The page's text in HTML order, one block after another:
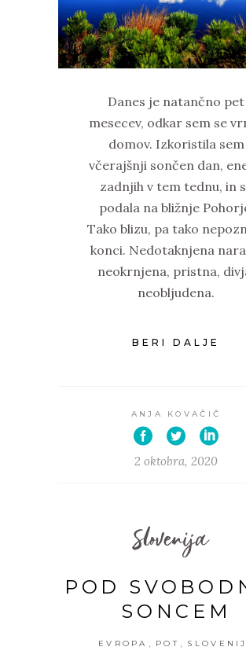
Danes je natančno pet
mesecev, odkar sem se
domov. Izkoristila sem
včerajšnji sončen dan,
zadnjih v tem tednu, in
podala na bližnje
Tako blizu, pa tako
konci. Nedotaknjena
neokrnjena, pristna,
neobljudena.
BERI DALJE
ANJA KOVAČIČ
2 oktobra, 2020
Slovenija
POD
SONCEM
EVROPA , POT ,